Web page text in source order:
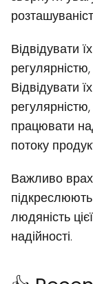
Відвідувати
Відвідувати
працювати
потоку
Важливо
людяність
надійності.